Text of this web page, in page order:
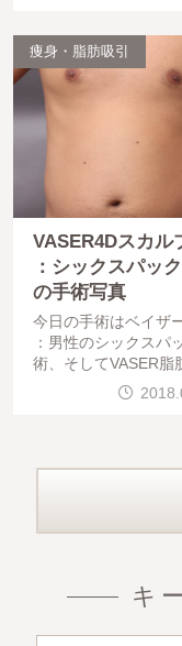
れ様でした。しばら
痩身・脂肪吸引
VASER4Dスカル
：シックスパッ
の手術写真
今日の手術はベイザ
：男性のシックスパ
術、そしてVASER脂
引の手術でした。手
題無く終わっていま
術のシックスパック
キ